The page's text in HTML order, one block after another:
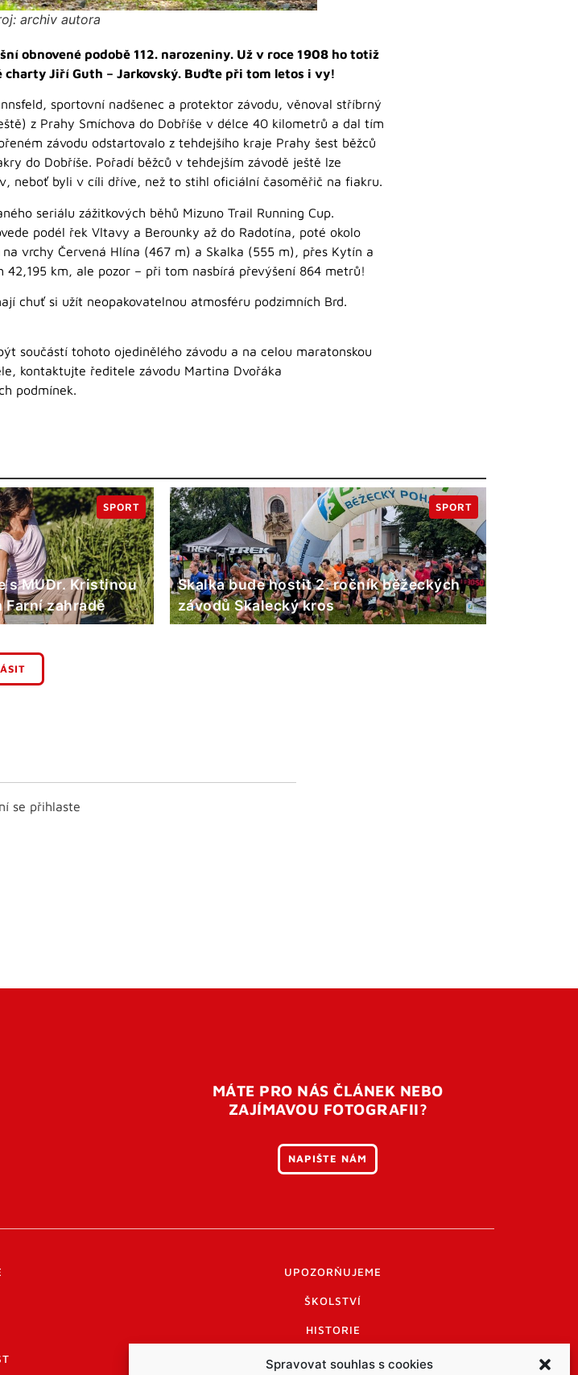
Spravovat souhlas s cookies
archiv autora
obnovené podobě 112. narozeniny. Už v roce 1908 ho totiž
Jiří Guth – Jarkovský. Buďte při tom letos i vy!
sportovní nadšenec a protektor závodu, věnoval stříbrný
z Prahy Smíchova do Dobříše v délce 40 kilometrů a dal tím
závodu odstartovalo z tehdejšího kraje Prahy šest běžců
do Dobříše. Pořadí běžců v tehdejším závodě ještě lze
neboť byli v cíli dříve, než to stihl oficiální časoměřič na fiakru.
seriálu zážitkových běhů Mizuno Trail Running Cup.
podél řek Vltavy a Berounky až do Radotína, poté okolo
vrchy Červená Hlína (467 m) a Skalka (555 m), přes Kytín a
42,195 km, ale pozor – při tom nasbírá převýšení 864 metrů!
chuť si užít neopakovatelnou atmosféru podzimních Brd.
součástí tohoto ojedinělého závodu a na celou maratonskou
kontaktujte ředitele závodu Martina Dvořáka
podmínek.
s MUDr. Kristinou
Farní zahradě
SPORT
Skalka bude hostit 2. ročník běžeckých
závodů Skalecký kros
SPORT
se přihlaste
MÁTE PRO NÁS ČLÁNEK NEBO
ZAJÍMAVOU FOTOGRAFII?
NAPIŠTE NÁM
UPOZORŇUJEME
ŠKOLSTVÍ
HISTORIE
PRAKTICKÉ INFORMACE